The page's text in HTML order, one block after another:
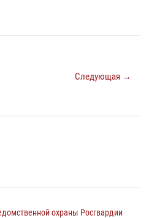
Следующая →
охраны Росгвардии